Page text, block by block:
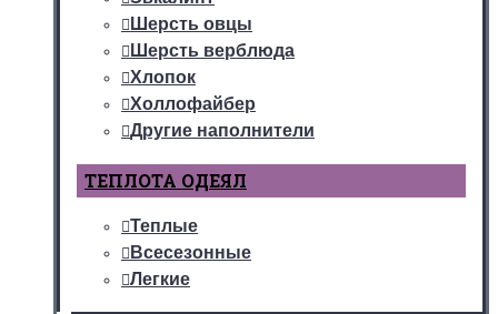
Шерсть овцы
Шерсть верблюда
Хлопок
Холлофайбер
Другие наполнители
ТЕПЛОТА ОДЕЯЛ
Теплые
Всесезонные
Легкие